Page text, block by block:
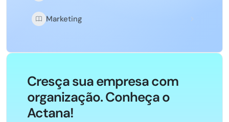
Marketing
Cresça sua empresa com
organização. Conheça o
Actana!